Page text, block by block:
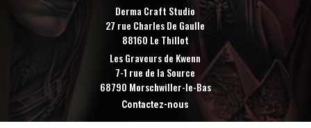
Derma Craft Studio
27 rue Charles De Gaulle
88160 Le Thillot
Les Graveurs de Kwenn
7-1 rue de la Source
68790 Morschwiller-le-Bas
Contactez-nous